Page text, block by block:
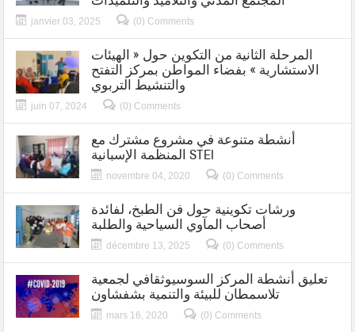
janvier 03, 2025 (0) Comments
المرحلة الثانية من التكوين حول « الهيئات
الاستشارية » بفضاء المواطن بمركز التفتح
والتنشيط التربوي
juin 07, 2024 (0) Comments
أنشطة متنوعة في مشروع مشترك مع
المنظمة الإسبانية STEI
novembre 04, 2020 (0) Comments
ورشات تكوينية حول فن الطبخ، لفائدة
أصحاب المآوي السياحية والطلبة
décembre 13, 2025 (0) Comments
تعليق أنشطة المركز السوسيوثقافي لجمعية
تلاسمطان للبيئة والتنمية بشفشاون
mars 16, 2020 (0) Comments